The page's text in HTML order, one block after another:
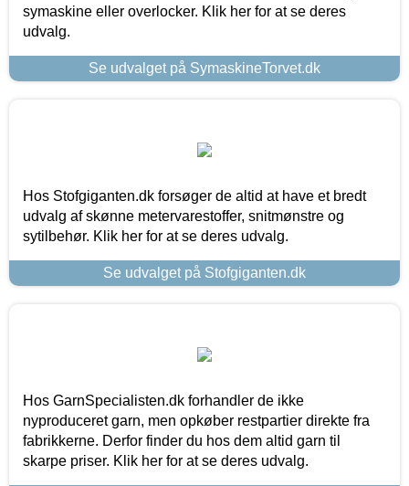
symaskine eller overlocker. Klik her for at se deres
udvalg.
Se udvalget på SymaskineTorvet.dk
Hos Stofgiganten.dk forsøger de altid at have et bredt
udvalg af skønne metervarestoffer, snitmønstre og
sytilbehør. Klik her for at se deres udvalg.
Se udvalget på Stofgiganten.dk
Hos GarnSpecialisten.dk forhandler de ikke
nyproduceret garn, men opkøber restpartier direkte fra
fabrikkerne. Derfor finder du hos dem altid garn til
skarpe priser. Klik her for at se deres udvalg.